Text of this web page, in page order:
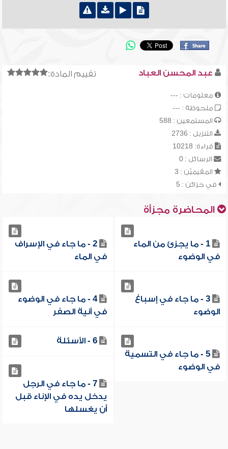
تقييم المادة: عبد المحسن العباد
معلومات : ---
ملحوظة : ---
المستمعين : 588
التنزيل : 2736
قراءة: 10218
الرسائل : 0
المقيميّن : 3
في خزائن : 5
المحاضرة مجزأة
1 - ما يجزئ من الماء
في الوضوء
2 - ما جاء في الإسراف
في الماء
3 - ما جاء في إسباغ
الوضوء
4 - ما جاء في الوضوء
في آنية الصفر
5 - ما جاء في التسمية
في الوضوء
6 - الأسئلة
7 - ما جاء في الرجل
يدخل يده في الإناء قبل
أن يغسلها